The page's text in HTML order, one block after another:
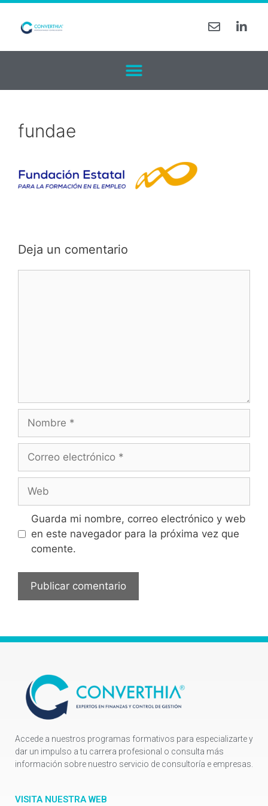
fundae
Deja un comentario
Guarda mi nombre, correo electrónico y web
en este navegador para la próxima vez que
comente.
Accede a nuestros programas formativos para especializarte y
dar un impulso a tu carrera profesional o consulta más
información sobre nuestro servicio de consultoría e empresas.
VISITA NUESTRA WEB